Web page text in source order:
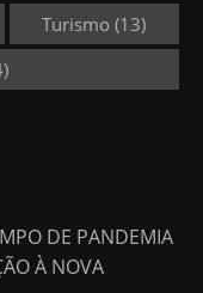
Turismo (13)
DE PANDEMIA
À NOVA